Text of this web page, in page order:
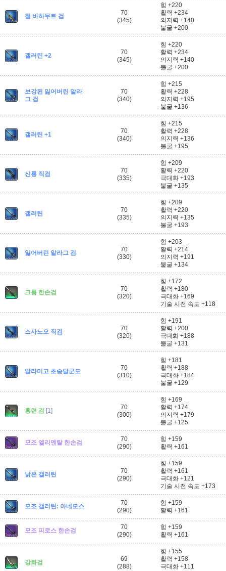
절 바하무트 검
70
(345)
힘 +220
활력 +234
의지력 +140
불굴 +200
갤러틴 +2
70
(345)
힘 +220
활력 +234
의지력 +140
불굴 +200
보강된 잃어버린 알라
그 검
70
(340)
힘 +215
활력 +228
의지력 +195
불굴 +136
갤러틴 +1
70
(340)
힘 +215
활력 +228
의지력 +136
불굴 +195
신룡 직검
70
(335)
힘 +209
활력 +220
극대화 +193
불굴 +135
갤러틴
70
(335)
힘 +209
활력 +220
의지력 +135
불굴 +193
잃어버린 알라그 검
70
(330)
힘 +203
활력 +214
의지력 +191
불굴 +134
크롬 한손검
70
(320)
힘 +172
활력 +180
극대화 +169
기술 시전 속도 +118
스사노오 직검
70
(320)
힘 +191
활력 +200
극대화 +188
불굴 +131
알라미고 초승달군도
70
(310)
힘 +181
활력 +188
극대화 +184
불굴 +129
홍련 검 [1]
70
(300)
힘 +169
활력 +174
의지력 +179
불굴 +125
모조 엘리멘탈 한손검
70
(290)
힘 +159
활력 +161
낡은 갤러틴
70
(290)
힘 +159
활력 +161
극대화 +121
기술 시전 속도 +173
모조 갤러틴: 아네모스
70
(290)
힘 +159
활력 +161
모조 피로스 한손검
70
(290)
힘 +159
활력 +161
강화검
69
(288)
힘 +155
활력 +158
극대화 +111